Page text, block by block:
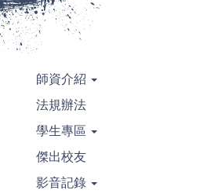
師資介紹
法規辦法
學生專區
傑出校友
影音記錄